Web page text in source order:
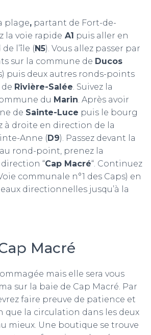
plage, partant de Fort-de-
la voie rapide A1 puis aller en
l’île ( N5). Vous allez passer par
sur la commune de Ducos
puis deux autres ronds-points
Rivière-Salée. Suivez la
du Marin. Après avoir
de Sainte-Luce puis le bourg
à droite en direction de la
Anne ( D9). Passez devant la
rond-point, prenez la
“Cap Macré“. Continuez
communale n°1 des Caps) en
directionnelles jusqu’à la
Macré
mais elle sera vous
sur la baie de Cap Macré. Par
faire preuve de patience et
que la circulation dans les deux
mieux. Une boutique se trouve